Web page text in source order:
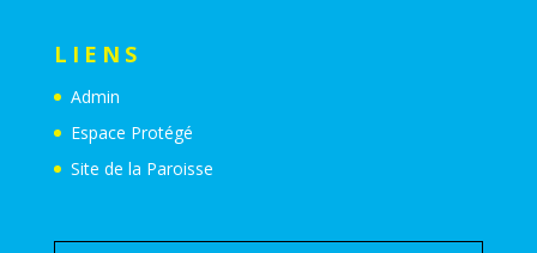
LIENS
Admin
Espace Protégé
Site de la Paroisse